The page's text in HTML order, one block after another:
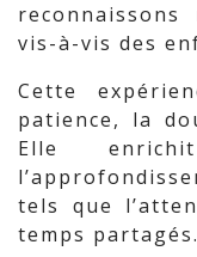
vis-à-vis des
Cette
patience, la
Elle
tels que
temps partagés.